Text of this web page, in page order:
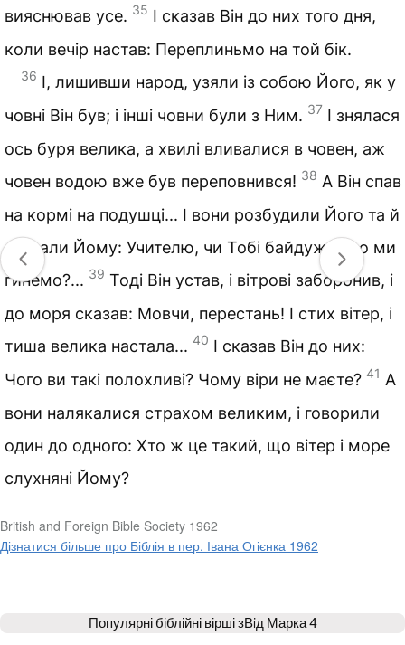
вияснював усе. 35 І сказав Він до них того дня,
коли вечір настав: Переплиньмо на той бік.
36 І, лишивши народ, узяли із собою Його, як у
човні Він був; і інші човни були з Ним. 37 І знялася
ось буря велика, а хвилі вливалися в човен, аж
човен водою вже був переповнився! 38 А Він спав
на кормі на подушці... І вони розбудили Його та й
сказали Йому: Учителю, чи Тобі байдуже, що ми
гинемо?... 39 Тоді Він устав, і вітрові заборонив, і
до моря сказав: Мовчи, перестань! І стих вітер, і
тиша велика настала... 40 І сказав Він до них:
Чого ви такі полохливі? Чому віри не маєте? 41 А
вони налякалися страхом великим, і говорили
один до одного: Хто ж це такий, що вітер і море
слухняні Йому?
British and Foreign Bible Society 1962
Дізнатися більше про Біблія в пер. Івана Огієнка 1962
Популярні біблійні вірші зВiд Марка 4